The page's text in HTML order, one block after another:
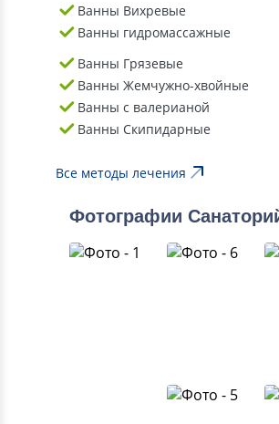
Ванны Вихревые
Ванны гидромассажные
Ванны Грязевые
Ванны Жемчужно-хвойные
Ванны с валерианой
Ванны Скипидарные
Все методы лечения
Фотографии